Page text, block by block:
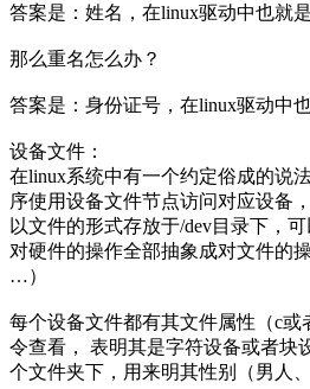
答案是：姓名，在linux驱动中也就
那么重名怎么办？
答案是：身份证号，在linux驱动中
设备文件：
在linux系统中有一个约定俗成的说
序使用设备文件节点访问对应设备
以文件的形式存放于/dev目录下，
对硬件的操作全部抽象成对文件的操
…）
每个设备文件都有其文件属性（c或
令查看， 表明其是字符设备或者块
个文件夹下，用来明其性别（男人、